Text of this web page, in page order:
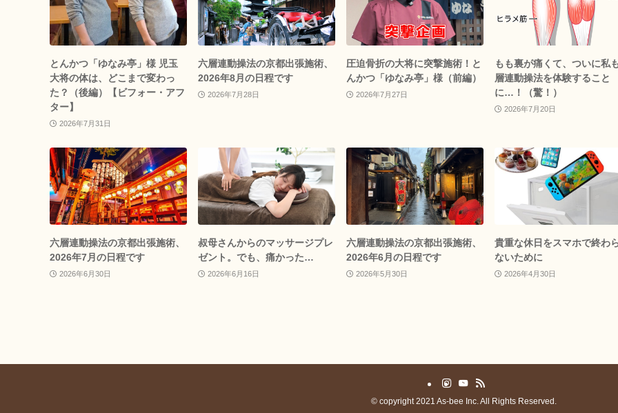
とんかつ「ゆなみ亭」様 児玉
大将の体は、どこまで変わっ
た？（後編）【ビフォー・アフ
ター】
2026年7月31日
六層連動操法の京都出張施術、
2026年8月の日程です
2026年7月28日
圧迫骨折の大将に突撃施術！と
んかつ「ゆなみ亭」様（前編）
2026年7月27日
もも裏が痛くて、ついに私
層連動操法を体験すること
に…！（驚！）
2026年7月20日
六層連動操法の京都出張施術、
2026年7月の日程です
2026年6月30日
叔母さんからのマッサージプレ
ゼント。でも、痛かった…
2026年6月16日
六層連動操法の京都出張施術、
2026年6月の日程です
2026年5月30日
貴重な休日をスマホで終わ
ないために
2026年4月30日
©copyright 2021 As-bee Inc. All Rights Reserved.